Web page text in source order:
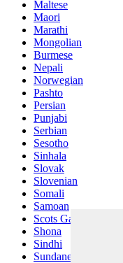
Maltese
Maori
Marathi
Mongolian
Burmese
Nepali
Norwegian
Pashto
Persian
Punjabi
Serbian
Sesotho
Sinhala
Slovak
Slovenian
Somali
Samoan
Scots Gaelic
Shona
Sindhi
Sundanese